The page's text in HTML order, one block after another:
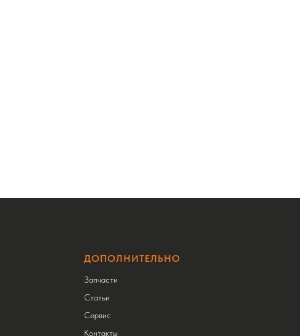
Запчасти
Статьи
Сервис
Контакты
ДОПОЛНИТЕЛЬНО